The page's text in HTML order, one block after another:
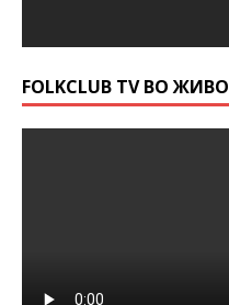
FOLKCLUB TV ВО ЖИВО